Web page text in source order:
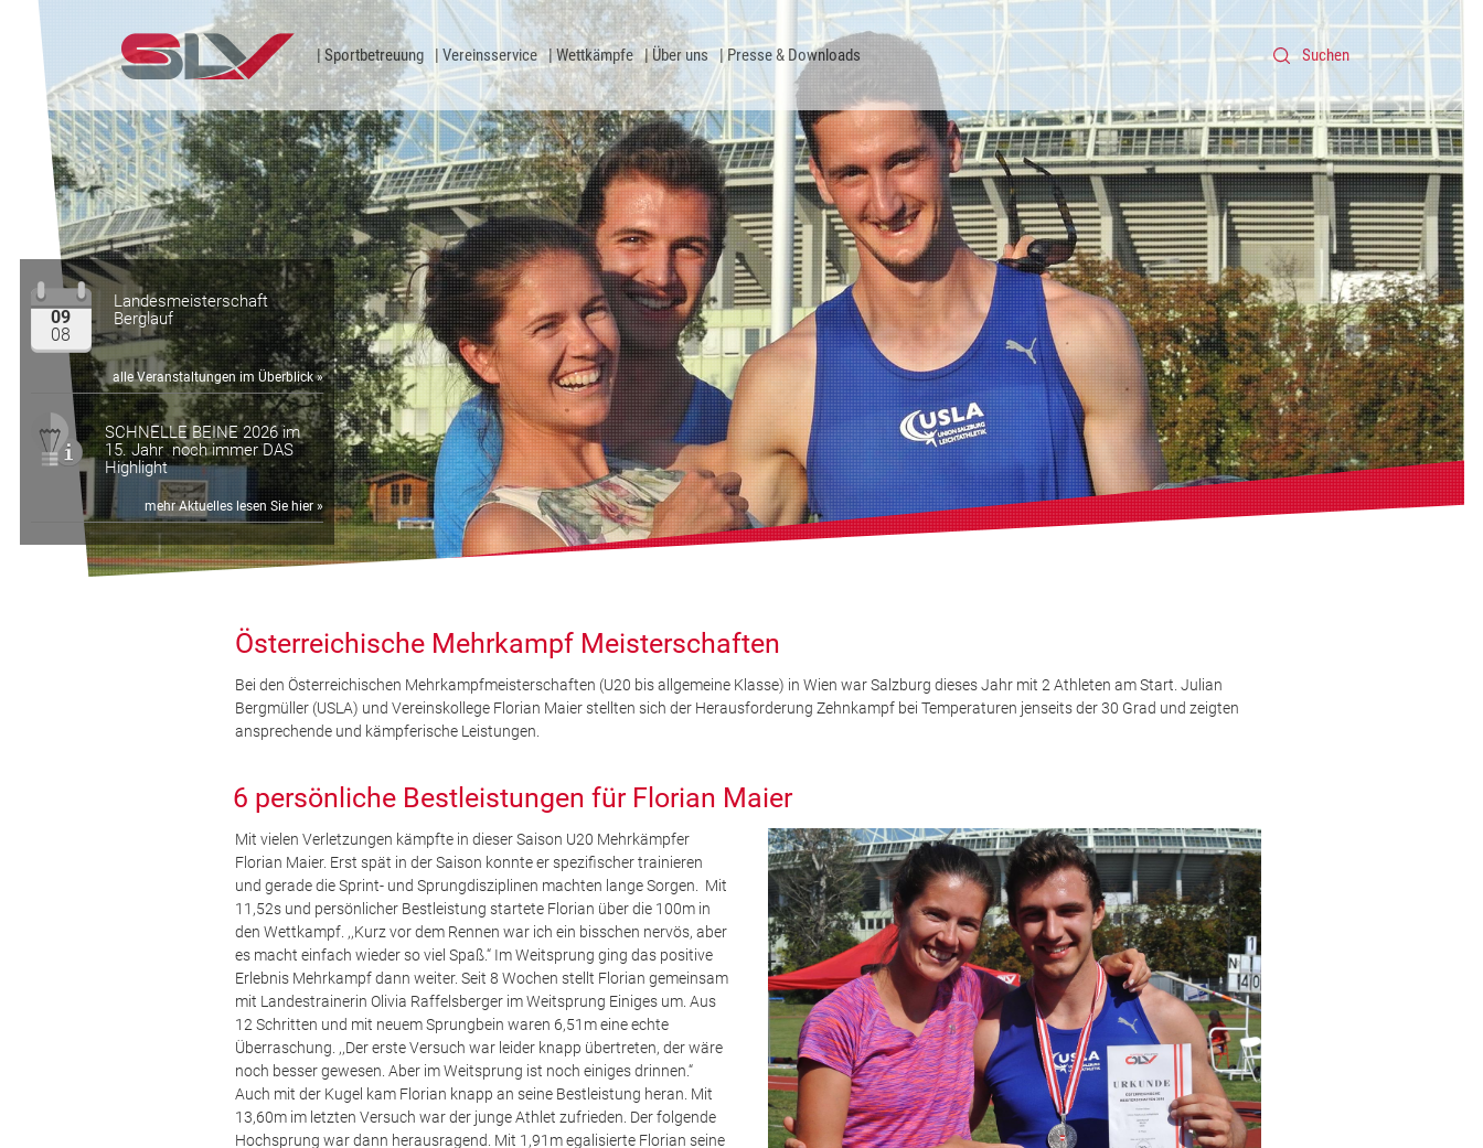
Zum Inhalt
Sportbetreuung Vereinsservice Wettkämpfe Über uns Presse & Downloads
09
08
Landesmeisterschaft
Berglauf
alle Veranstaltungen im Überblick »
SCHNELLE BEINE 2026 im
15. Jahr noch immer DAS
Highlight
mehr Aktuelles lesen Sie hier »
Österreichische Mehrkampf Meisterschaften
Bei den Österreichischen Mehrkampfmeisterschaften (U20 bis allgemeine Klasse) in Wien war Salzburg dieses Jahr mit 2 Athleten am Start. Julian
Bergmüller (USLA) und Vereinskollege Florian Maier stellten sich der Herausforderung Zehnkampf bei Temperaturen jenseits der 30 Grad und zeigten
ansprechende und kämpferische Leistungen.
6 persönliche Bestleistungen für Florian Maier
Mit vielen Verletzungen kämpfte in dieser Saison U20 Mehrkämpfer
Florian Maier. Erst spät in der Saison konnte er spezifischer trainieren
und gerade die Sprint- und Sprungdisziplinen machten lange Sorgen. Mit
11,52s und persönlicher Bestleistung startete Florian über die 100m in
den Wettkampf. ,,Kurz vor dem Rennen war ich ein bisschen nervös, aber
es macht einfach wieder so viel Spaß.“ Im Weitsprung ging das positive
Erlebnis Mehrkampf dann weiter. Seit 8 Wochen stellt Florian gemeinsam
mit Landestrainerin Olivia Raffelsberger im Weitsprung Einiges um. Aus
12 Schritten und mit neuem Sprungbein waren 6,51m eine echte
Überraschung. ,,Der erste Versuch war leider knapp übertreten, der wäre
noch besser gewesen. Aber im Weitsprung ist noch einiges drinnen.“
Auch mit der Kugel kam Florian knapp an seine Bestleistung heran. Mit
13,60m im letzten Versuch war der junge Athlet zufrieden. Der folgende
Hochsprung war dann herausragend. Mit 1,91m egalisierte Florian seine